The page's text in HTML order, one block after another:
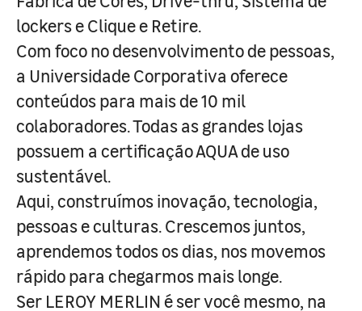
lockers e Clique e Retire.
Com foco no desenvolvimento de pessoas,
a Universidade Corporativa oferece
conteúdos para mais de 10 mil
colaboradores. Todas as grandes lojas
possuem a certificação AQUA de uso
sustentável.
Aqui, construímos inovação, tecnologia,
pessoas e culturas. Crescemos juntos,
aprendemos todos os dias, nos movemos
rápido para chegarmos mais longe.
Ser LEROY MERLIN é ser você mesmo, na